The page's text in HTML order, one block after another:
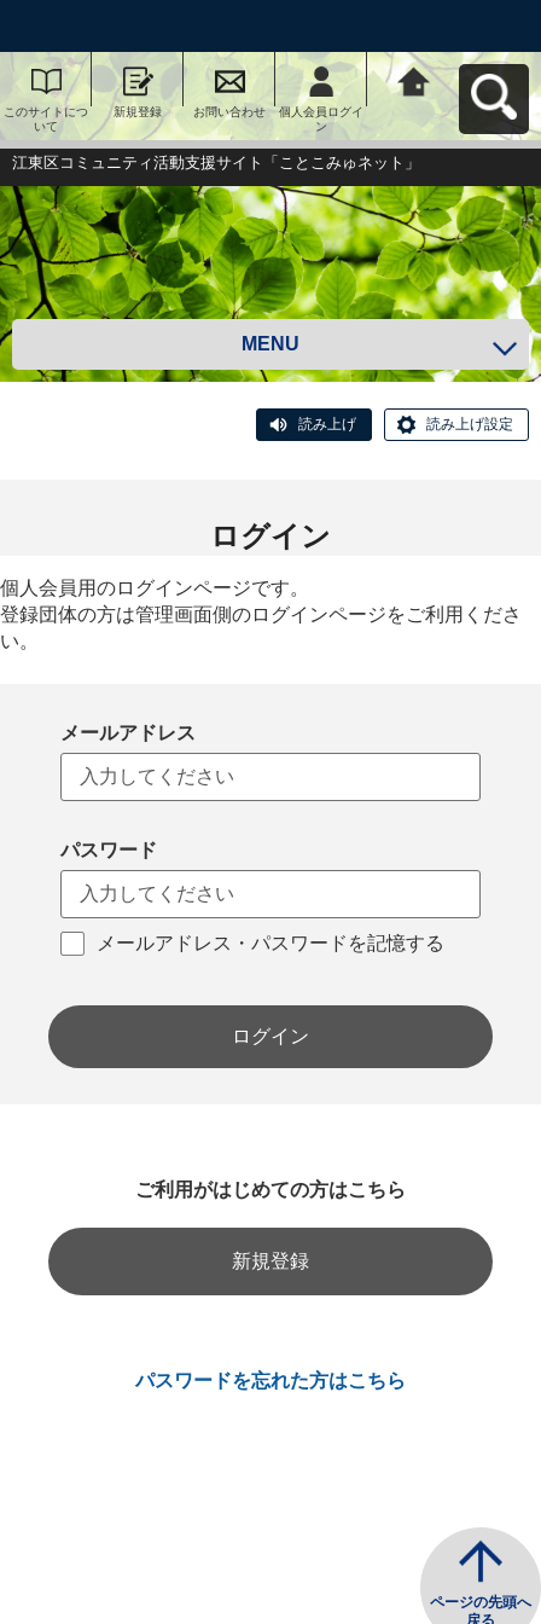
このサイトにつ
いて
新規登録 お問い合わせ
個人会員ログイ
ン
江東区コミュニ
ティ活動支援サ
イト「ことこみ
ゅネット」へ戻
る
江東区コミュニティ活動支援サイト「ことこみゅネット」
MENU
読み上げ 読み上げ設定
ログイン
個人会員用のログインページです。
登録団体の方は管理画面側のログインページをご利用くださ
い。
メールアドレス
パスワード
メールアドレス・パスワードを記憶する
ログイン
ご利用がはじめての方はこちら
新規登録
パスワードを忘れた方はこちら
ページの先頭へ
戻る